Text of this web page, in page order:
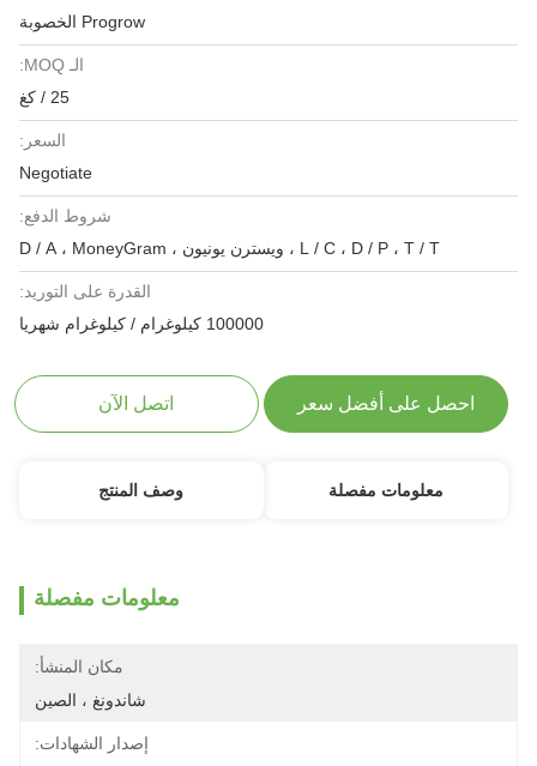
Progrow الخصوبة
الـ MOQ:
25 / كغ
السعر:
Negotiate
شروط الدفع:
L / C ، D / P ، T / T ، ويسترن يونيون ، D / A ، MoneyGram
القدرة على التوريد:
100000 كيلوغرام / كيلوغرام شهريا
احصل على أفضل سعر اتصل الآن
معلومات مفصلة وصف المنتج
معلومات مفصلة
مكان المنشأ:
شاندونغ ، الصين
إصدار الشهادات: